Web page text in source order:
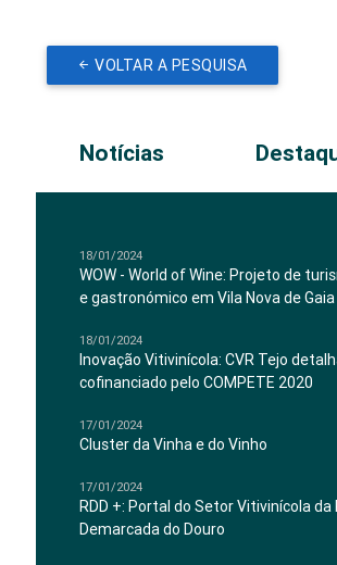
VOLTAR A PESQUISA
Notícias
18/01/2024
WOW - World of Wine: Projeto de
e gastronómico em Vila Nova de Gaia
18/01/2024
Inovação Vitivinícola: CVR Tejo
cofinanciado pelo COMPETE 2020
17/01/2024
Cluster da Vinha e do Vinho
17/01/2024
RDD +: Portal do Setor Vitivinícola da
Demarcada do Douro